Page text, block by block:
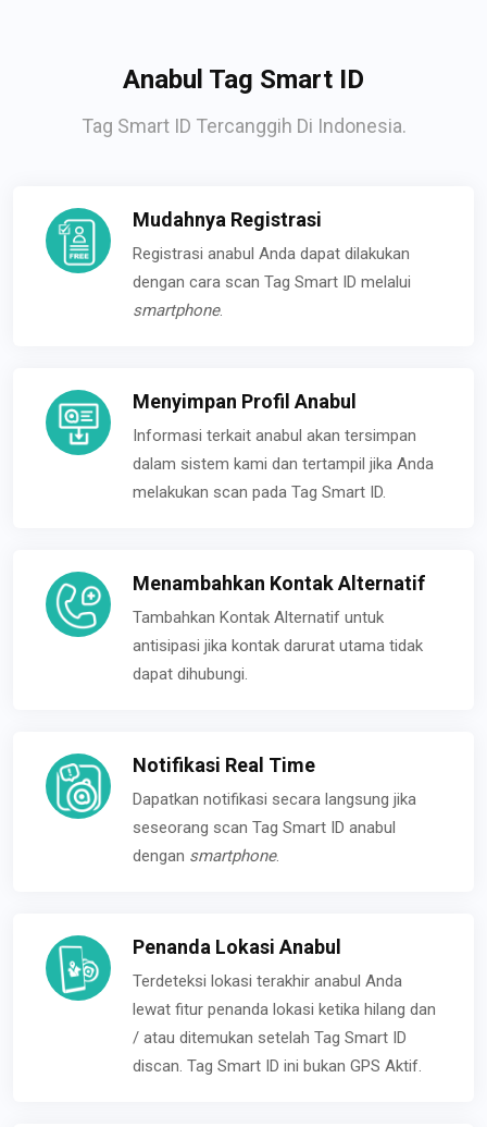
Anabul Tag Smart ID
Tag Smart ID Tercanggih Di Indonesia.
Mudahnya Registrasi
Registrasi anabul Anda dapat dilakukan
dengan cara scan Tag Smart ID melalui
smartphone.
Menyimpan Profil Anabul
Informasi terkait anabul akan tersimpan
dalam sistem kami dan tertampil jika Anda
melakukan scan pada Tag Smart ID.
Menambahkan Kontak Alternatif
Tambahkan Kontak Alternatif untuk
antisipasi jika kontak darurat utama tidak
dapat dihubungi.
Notifikasi Real Time
Dapatkan notifikasi secara langsung jika
seseorang scan Tag Smart ID anabul
dengan smartphone.
Penanda Lokasi Anabul
Terdeteksi lokasi terakhir anabul Anda
lewat fitur penanda lokasi ketika hilang dan
/ atau ditemukan setelah Tag Smart ID
discan. Tag Smart ID ini bukan GPS Aktif.